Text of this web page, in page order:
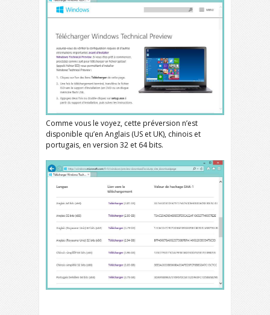
Comme vous le voyez, cette préversion n’est
disponible qu’en Anglais (US et UK), chinois et
portugais, en version 32 et 64 bits.